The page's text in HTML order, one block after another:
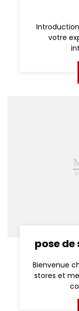
votre
pose
Bienvenue
stores et